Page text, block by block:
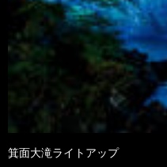
箕面大滝ライトアップ